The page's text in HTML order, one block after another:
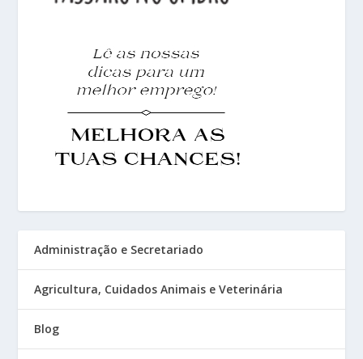
Administração e Secretariado
Agricultura, Cuidados Animais e Veterinária
Blog